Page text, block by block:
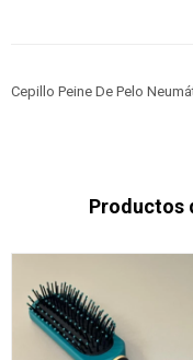
Cepillo Peine De Pelo
Productos